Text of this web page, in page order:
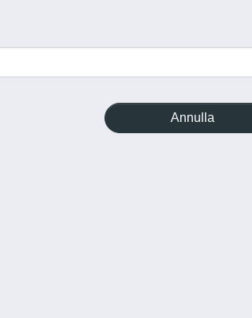
Annulla